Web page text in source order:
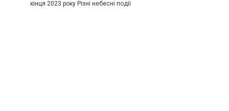
кінця 2023 року Різні небесні події